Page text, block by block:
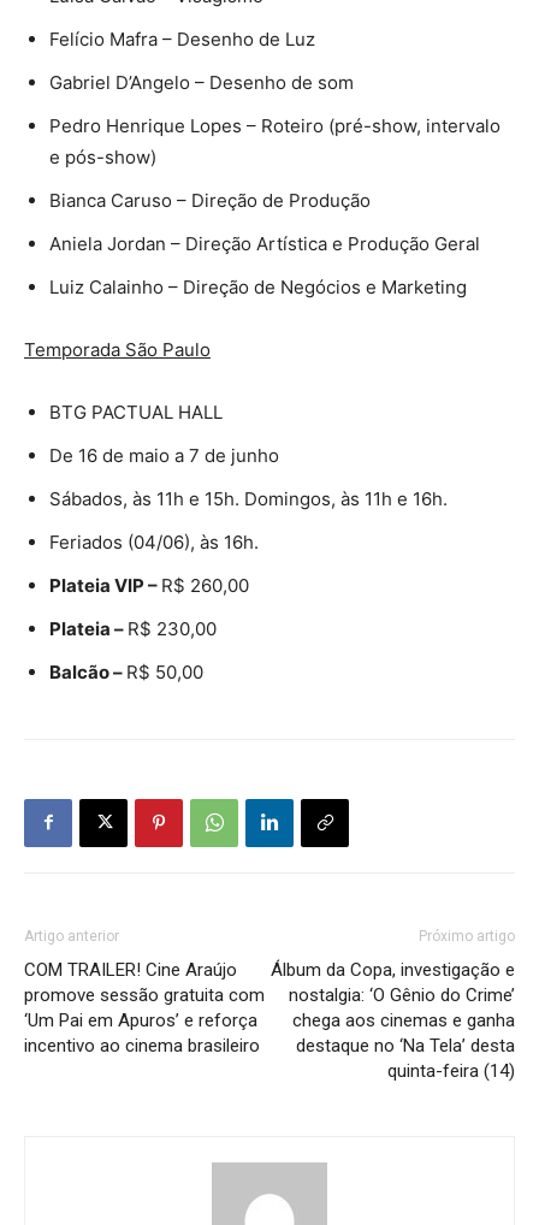
Felício Mafra – Desenho de Luz
Gabriel D’Angelo – Desenho de som
Pedro Henrique Lopes – Roteiro (pré-show, intervalo
e pós-show)
Bianca Caruso – Direção de Produção
Aniela Jordan – Direção Artística e Produção Geral
Luiz Calainho – Direção de Negócios e Marketing
Temporada São Paulo
BTG PACTUAL HALL
De 16 de maio a 7 de junho
Sábados, às 11h e 15h. Domingos, às 11h e 16h.
Feriados (04/06), às 16h.
Plateia VIP – R$ 260,00
Plateia – R$ 230,00
Balcão – R$ 50,00
Artigo anterior
COM TRAILER! Cine Araújo
promove sessão gratuita com
‘Um Pai em Apuros’ e reforça
incentivo ao cinema brasileiro
Próximo artigo
Álbum da Copa, investigação e
nostalgia: ‘O Gênio do Crime’
chega aos cinemas e ganha
destaque no ‘Na Tela’ desta
quinta-feira (14)